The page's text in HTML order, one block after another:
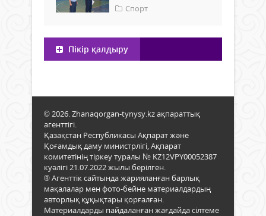
Спорт
Пікір қалдыру
© 2026. Zhanaqorgan-tynysy.kz ақпараттық
агенттігі.
Қазақстан Республикасы Ақпарат және
Қоғамдық даму министрлігі, Ақпарат
комитетінің тіркеу туралы № KZ12VPY00052387
куәлігі 21.07.2022 жылы берілген.
® Агенттік сайтында жарияланған барлық
мақалалар мен фото-бейне материалдардың
авторлық құқықтары қорғалған.
Материалдарды пайдаланған жағдайда сілтеме